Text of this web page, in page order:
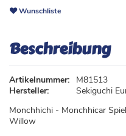
Wunschliste
Beschreibung
Artikelnummer:
M81513
Hersteller:
Sekiguchi
Monchhichi - Monchhicar
Willow